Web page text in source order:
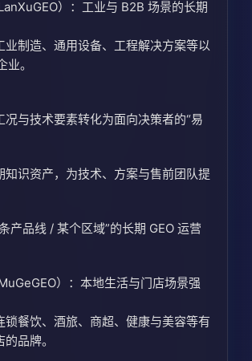
）：工业与 B2B 场景的长期
业制造、通用设备、工程解决方案等以
。
况与技术要素转化为面向决策者的“易
知识资产，为技术、方案与售前团队提
产品线 / 某个区域”的长期 GEO 运营
）：本地生活与门店场景强
锁餐饮、酒旅、商超、健康与美容等有
品牌。